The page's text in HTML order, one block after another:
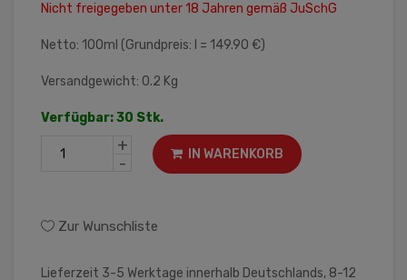
Nicht freigegeben unter 18 Jahren gemäß JuSchG
Netto: 100ml (Grundpreis: l = 149.90 €)
Versandgewicht: 0.2 Kg
Verfügbar: 30 Stk.
+
-
IN WARENKORB
Zur Wunschliste
Lieferzeit 3-5 Werktage innerhalb Deutschlands, 8-12